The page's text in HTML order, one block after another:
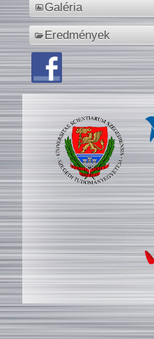
Galéria
Eredmények